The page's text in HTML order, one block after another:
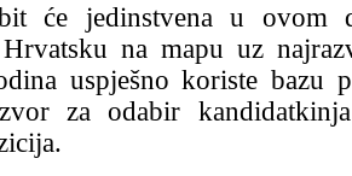
će jedinstvena u ovom
na mapu uz
uspješno koriste bazu
za odabir